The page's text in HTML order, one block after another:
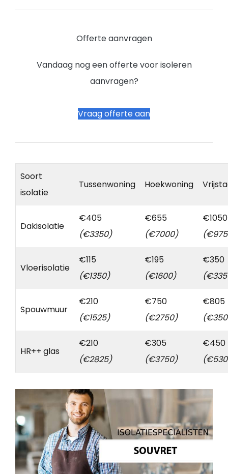
Offerte aanvragen
Vandaag nog een offerte voor isoleren
aanvragen?
Vraag offerte aan
Soort
isolatie
Tussenwoning Hoekwoning
Dakisolatie
€405
(€3350)
€655
(€7000)
€1050
Vloerisolatie
€115
(€1350)
€195
(€1600)
€350
Spouwmuur
€210
(€1525)
€750
(€2750)
€805
HR++ glas
€210
(€2825)
€305
(€3750)
€450